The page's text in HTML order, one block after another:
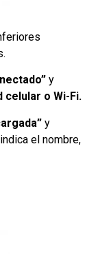
y
celular o Wi-Fi.
y
el nombre,